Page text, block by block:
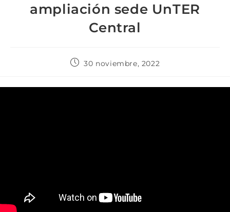
ampliación sede UnTER
Central
30 noviembre, 2022